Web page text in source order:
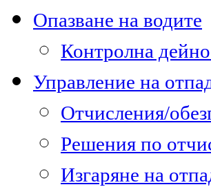
Опазване на водите
Контролна
Управление на
Отчисления/
Решения по
Изгаряне на